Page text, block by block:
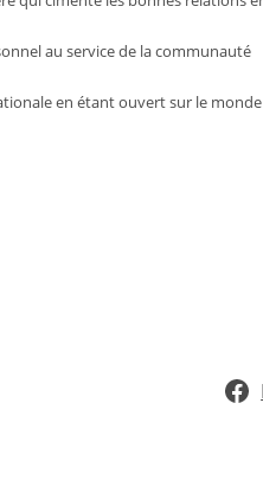
au service de la communauté
en étant ouvert sur le